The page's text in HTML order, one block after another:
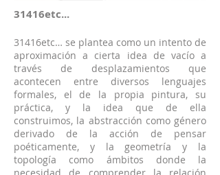
31416etc...
31416etc… se plantea como un intento de
aproximación a cierta idea de vacío a
través de desplazamientos que
acontecen entre diversos lenguajes
formales, el de la propia pintura, su
práctica, y la idea que de ella
construimos, la abstracción como género
derivado de la acción de pensar
poéticamente, y la geometría y la
topología como ámbitos donde la